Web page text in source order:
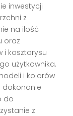
inwestycji
z
na ilość
oraz
i kosztorysu
użytkownika.
i kolorów
dokonanie
do
z